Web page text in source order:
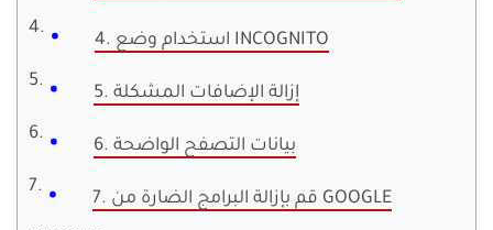
4. استخدام وضع INCOGNITO
5. إزالة الإضافات المشكلة
6. بيانات التصفح الواضحة
7. قم بإزالة البرامج الضارة من GOOGLE